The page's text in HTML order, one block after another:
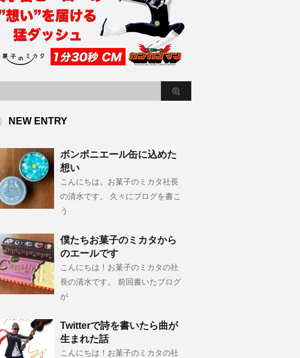
NEW ENTRY
ボンボニエール缶に込めた
想い
こんにちは。お菓子のミカタ社長
の清水です。 久々にブログを書こ
う
僕たちお菓子のミカタから
のエールです
こんにちは！お菓子のミカタの社
長の清水です。 前回書いたブログ
が
Twitterで詩を書いたら曲が
生まれた話
こんにちは！お菓子のミカタの社